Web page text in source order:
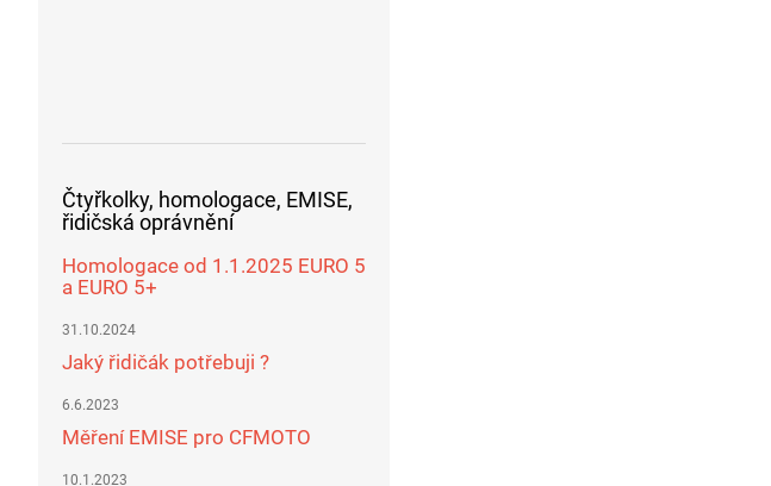
Čtyřkolky, homologace, EMISE,
řidičská oprávnění
Homologace od 1.1.2025 EURO 5
a EURO 5+
31.10.2024
Jaký řidičák potřebuji ?
6.6.2023
Měření EMISE pro CFMOTO
10.1.2023